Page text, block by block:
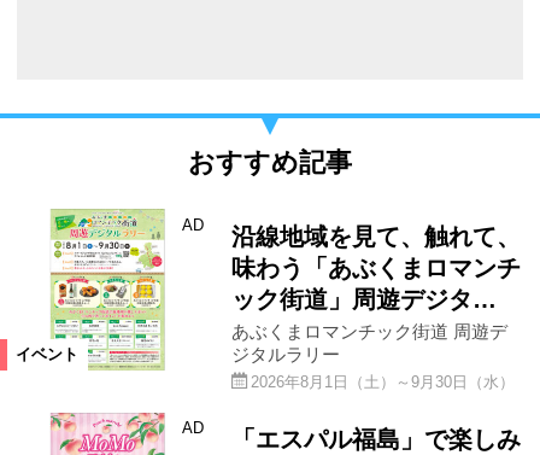
おすすめ記事
イベント
AD
沿線地域を見て、触れて、
味わう「あぶくまロマンチ
ック街道」周遊デジタ…
あぶくまロマンチック街道 周遊デ
ジタルラリー
2026年8月1日（土）～9月30日（水）
AD
「エスパル福島」で楽しみ